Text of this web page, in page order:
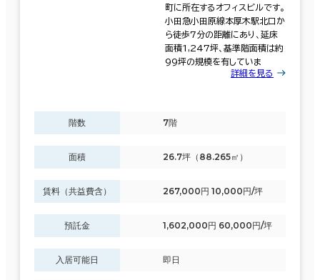
町に所在するオフィスビルです。
小田急小田原線本厚木駅北口か
ら徒歩7分の距離にあり、延床
面積1,247坪、基準階面積は約
99坪の規模を有していま
詳細を見る
階数 7階
面積 26.7坪（88.265㎡）
賃料（共益費含） 267,000円 10,000円/坪
預託金 1,602,000円 60,000円/坪
入居可能日 即日
その他
制震・免震構造
1フロア面積100坪以上